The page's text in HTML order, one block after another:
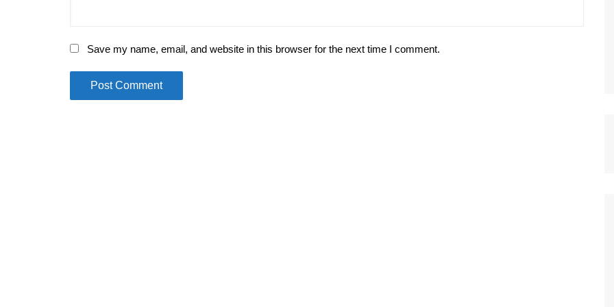
Save my name, email, and website in this browser for the next time I comment.